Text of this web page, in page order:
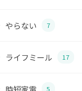
やらない 7
ライフミール 17
5